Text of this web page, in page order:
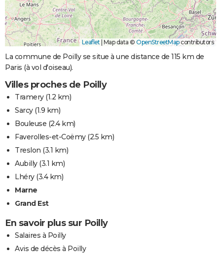
Leaflet Map data © OpenStreetMapcontributors
La commune de Poilly se situe à une distance de 115 km de
Paris (à vol d'oiseau).
Villes proches de Poilly
Tramery(1.2 km)
Sarcy(1.9 km)
Bouleuse (2.4 km)
Faverolles-et-Coëmy(2.5 km)
Treslon (3.1 km)
Aubilly(3.1 km)
Lhéry(3.4 km)
Marne
Grand Est
En savoir plus sur Poilly
Salaires à Poilly
Avis de décès à Poilly